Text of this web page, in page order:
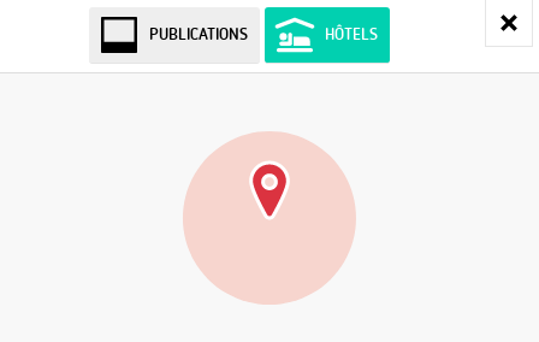
PUBLICATIONS HÔTELS